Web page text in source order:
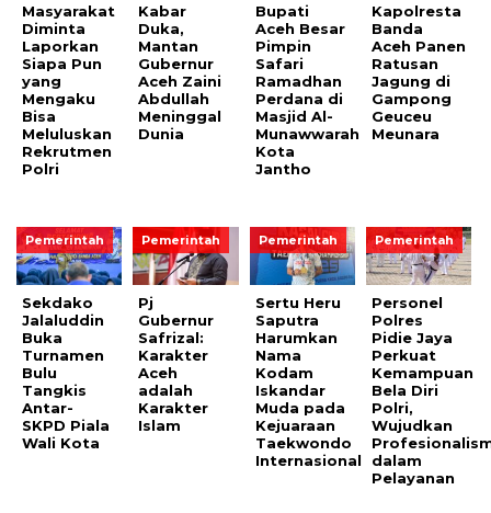
Masyarakat
Diminta
Laporkan
Siapa Pun
yang
Mengaku
Bisa
Meluluskan
Rekrutmen
Polri
Kabar
Duka,
Mantan
Gubernur
Aceh Zaini
Abdullah
Meninggal
Dunia
Bupati
Aceh Besar
Pimpin
Safari
Ramadhan
Perdana di
Masjid Al-
Munawwarah
Kota
Jantho
Kapolresta
Banda
Aceh Panen
Ratusan
Jagung di
Gampong
Geuceu
Meunara
Pemerintah
Sekdako
Jalaluddin
Buka
Turnamen
Bulu
Tangkis
Antar-
SKPD Piala
Wali Kota
Pemerintah
Pj
Gubernur
Safrizal:
Karakter
Aceh
adalah
Karakter
Islam
Pemerintah
Sertu Heru
Saputra
Harumkan
Nama
Kodam
Iskandar
Muda pada
Kejuaraan
Taekwondo
Internasional
Pemerintah
Personel
Polres
Pidie Jaya
Perkuat
Kemampuan
Bela Diri
Polri,
Wujudkan
dalam
Pelayanan